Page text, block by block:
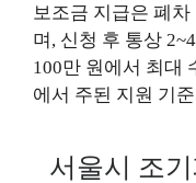
보조금 지급은 폐
며, 신청 후 통상
100만 원에서 최대
에서 주된 지원 기
서울시 조